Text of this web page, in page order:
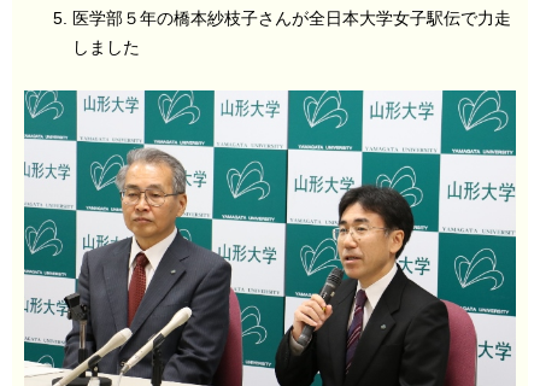
医学部５年の橋本紗枝子さんが全日本大学女子駅伝で力走
しました